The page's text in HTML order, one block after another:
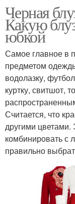
Черная
Какую
юбкой
Самое главное в
предметом
водолазку,
куртку, свитшот,
Считается, что
другими
комбинировать с
правильно